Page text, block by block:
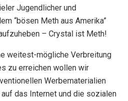
Jugendlicher und
“bösen Meth aus Amerika”
– Crystal ist Meth!
weitest-mögliche Verbreitung
zu erreichen wollen wir
Werbematerialien
das Internet und die sozialen